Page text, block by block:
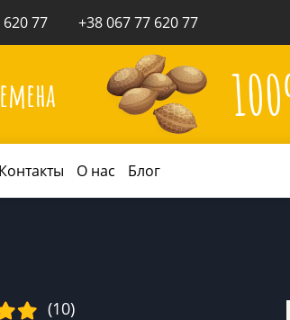
77 +38 067 77 620 77
Контакты О нас Блог
(10)